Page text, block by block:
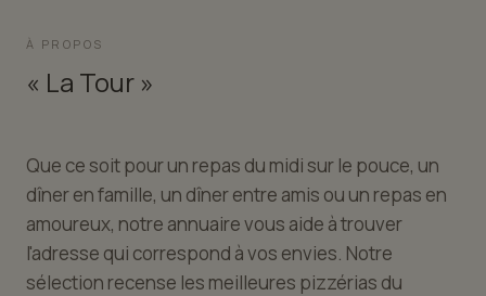
À PROPOS
« La Tour »
Que ce soit pour un repas du midi sur le pouce, un
dîner en famille, un dîner entre amis ou un repas en
amoureux, notre annuaire vous aide à trouver
l'adresse qui correspond à vos envies. Notre
sélection recense les meilleures pizzérias du